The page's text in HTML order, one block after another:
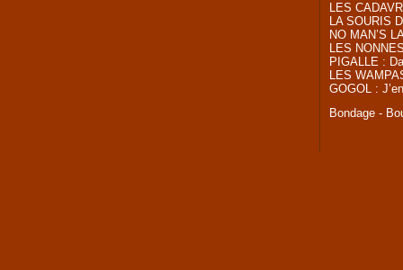
LES
LA SOURIS
NO MAN’S
LES
PIGALLE :
LES
GOGOL :
Bondage -